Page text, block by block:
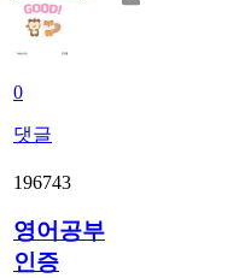
0
댓글
196743
영어공부
인증